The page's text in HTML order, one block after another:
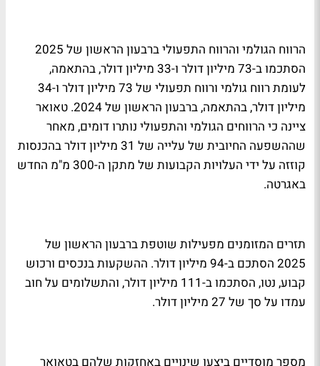
הרווח הגולמי והרווח התפעולי ברבעון הראשון של 2025
הסתכמו ב-73 מיליון דולר ו-33 מיליון דולר, בהתאמה,
לעומת רווח גולמי ורווח תפעולי של 73 מיליון דולר ו-34
מיליון דולר, בהתאמה, ברבעון הראשון של 2024. טאואר
ציינה כי הרווחים הגולמי והתפעולי נותרו דומים, מאחר
שההשפעה החיובית של עלייה של 31 מיליון דולר בהכנסות
קוזזה על ידי העלויות הקבועות של מתקן ה-300 מ"מ החדש
באגרטה.
תזרים המזומנים מפעילות שוטפת ברבעון הראשון של
2025 הסתכם ב-94 מיליון דולר. ההשקעות בנכסים ורכוש
קבוע, נטו, הסתכמו ב-111 מיליון דולר, והתשלומים על חוב
עמדו על סך של 27 מיליון דולר.
מספר מוסדיים ביצעו שינויים באחזקות שלהם בטאואר